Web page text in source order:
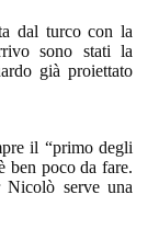
dal turco con la
sono stati la
già proiettato
il “primo degli
ben poco da fare.
Nicolò serve una